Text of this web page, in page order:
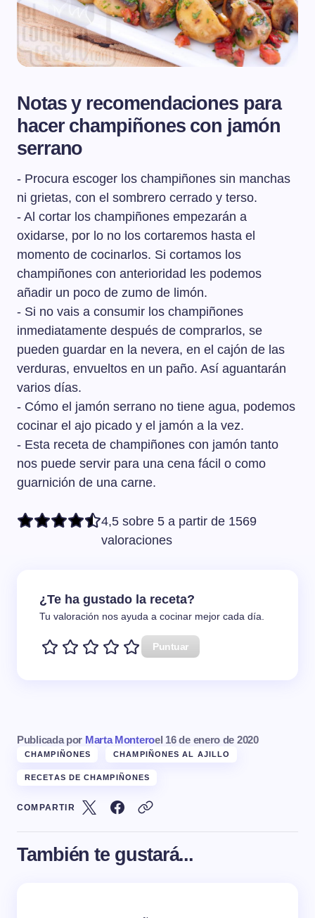
Notas y recomendaciones para
hacer champiñones con jamón
serrano
- Procura escoger los champiñones sin manchas
ni grietas, con el sombrero cerrado y terso.
- Al cortar los champiñones empezarán a
oxidarse, por lo no los cortaremos hasta el
momento de cocinarlos. Si cortamos los
champiñones con anterioridad les podemos
añadir un poco de zumo de limón.
- Si no vais a consumir los champiñones
inmediatamente después de comprarlos, se
pueden guardar en la nevera, en el cajón de las
verduras, envueltos en un paño. Así aguantarán
varios días.
- Cómo el jamón serrano no tiene agua, podemos
cocinar el ajo picado y el jamón a la vez.
- Esta receta de champiñones con jamón tanto
nos puede servir para una cena fácil o como
guarnición de una carne.
4,5 sobre 5 a partir de 1569
valoraciones
¿Te ha gustado la receta?
Tu valoración nos ayuda a cocinar mejor cada día.
Puntuar
Publicada por Marta Monteroel 16 de enero de 2020
CHAMPIÑONES CHAMPIÑONES AL AJILLO
RECETAS DE CHAMPIÑONES
COMPARTIR
También te gustará...